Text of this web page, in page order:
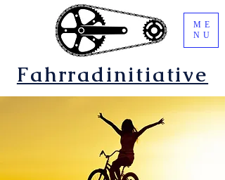
Fahrradinitiative
ME
NU